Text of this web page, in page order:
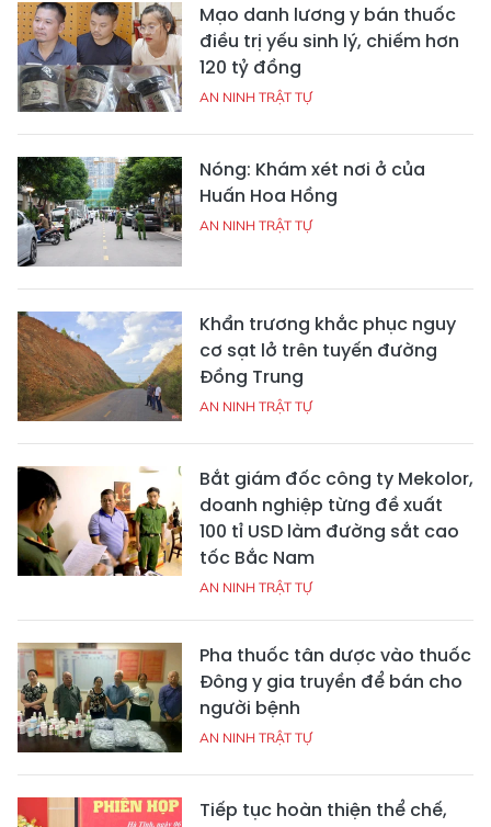
Mạo danh lương y bán thuốc
điều trị yếu sinh lý, chiếm hơn
120 tỷ đồng
AN NINH TRẬT TỰ
Nóng: Khám xét nơi ở của
Huấn Hoa Hồng
AN NINH TRẬT TỰ
Khẩn trương khắc phục nguy
cơ sạt lở trên tuyến đường
Đồng Trung
AN NINH TRẬT TỰ
Bắt giám đốc công ty Mekolor,
doanh nghiệp từng đề xuất
100 tỉ USD làm đường sắt cao
tốc Bắc Nam
AN NINH TRẬT TỰ
Pha thuốc tân dược vào thuốc
Đông y gia truyền để bán cho
người bệnh
AN NINH TRẬT TỰ
Tiếp tục hoàn thiện thể chế,